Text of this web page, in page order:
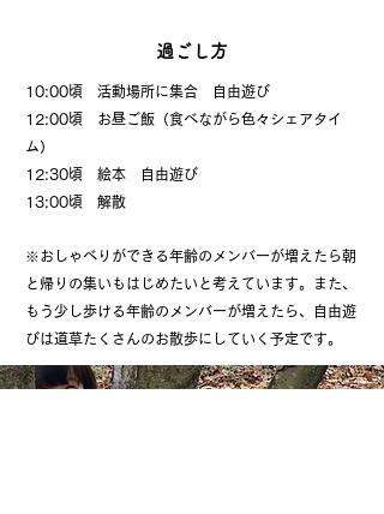
​過ごし方
10:00頃 活動場所に集合 自由遊び
12:00頃 お昼ご飯（食べながら色々シェアタイ
ム）
12:30頃 絵本 自由遊び
13:00頃 解散
※おしゃべりができる年齢のメンバーが増えたら朝
と帰りの集いもはじめたいと考えています。また、
もう少し歩ける年齢のメンバーが増えたら、自由遊
びは道草たくさんのお散歩にしていく予定です。